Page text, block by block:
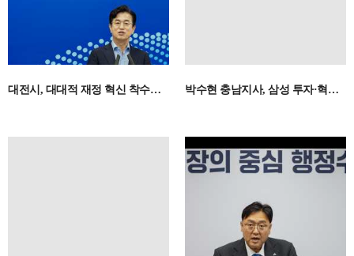
대전시, 대대적 재정 혁신 착수…1조 원 예산 재편으로 미래 투자 승부 박수현 충남지사, 삼성 투자·혁신도시 공공기관 이전 승부수